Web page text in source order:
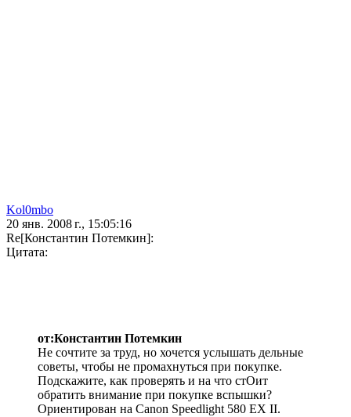
Kol0mbo
20 янв. 2008 г., 15:05:16
Re[Константин Потемкин]:
Цитата:
от:Константин Потемкин
Не сочтите за труд, но хочется услышать дельные
советы, чтобы не промахнуться при покупке.
Подскажите, как проверять и на что стОит
обратить внимание при покупке вспышки?
Ориентирован на Сanon Speedlight 580 EX II.